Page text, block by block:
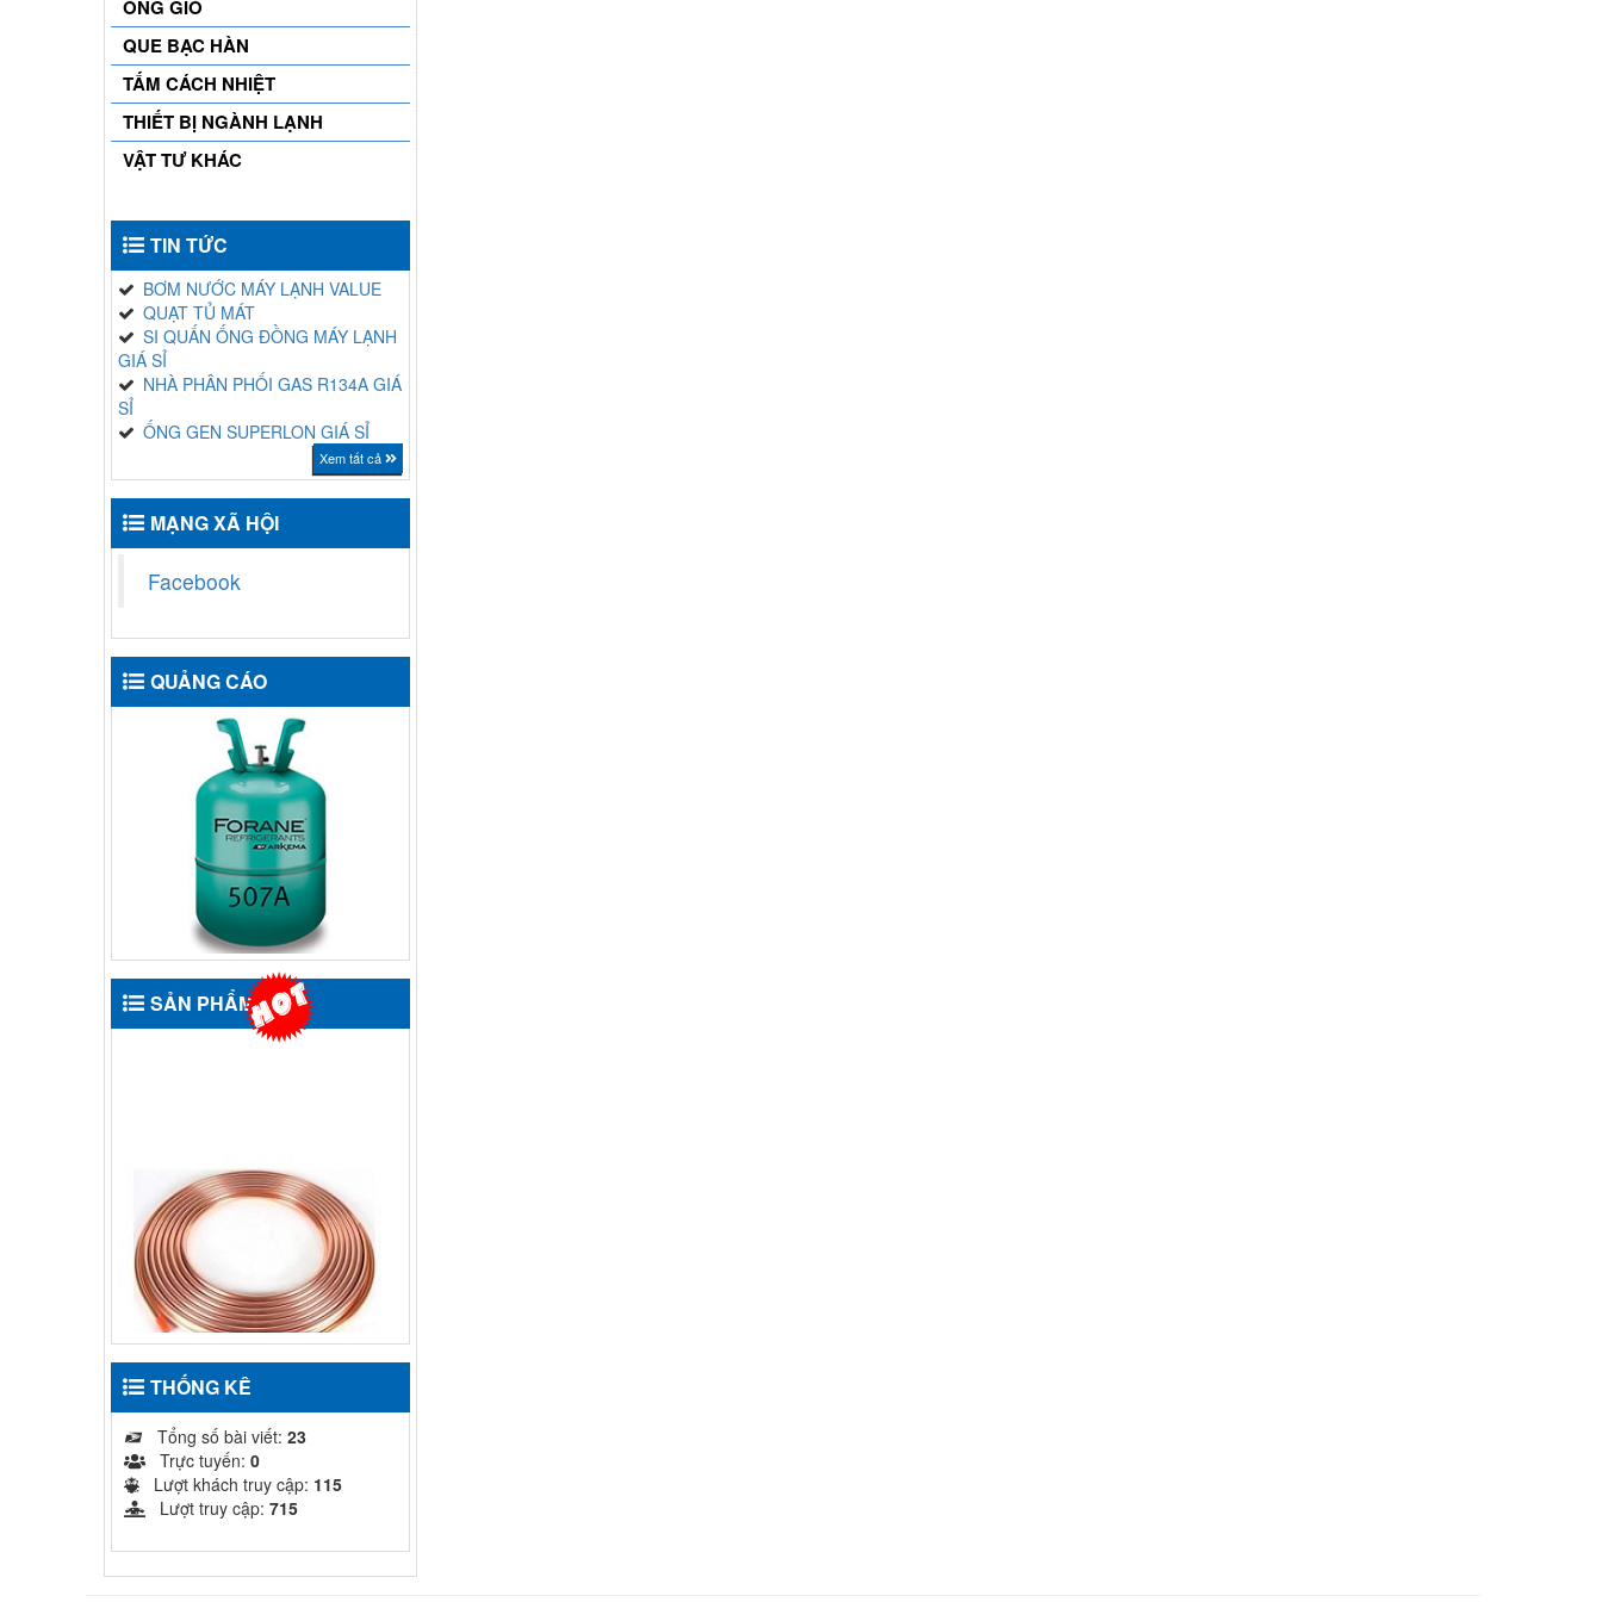
ỐNG GIÓ
QUE BẠC HÀN
TẤM CÁCH NHIỆT
THIẾT BỊ NGÀNH LẠNH
VẬT TƯ KHÁC
TIN TỨC
BƠM NƯỚC MÁY LẠNH VALUE
QUẠT TỦ MÁT
SI QUẤN ỐNG ĐỒNG MÁY LẠNH
GIÁ SỈ
NHÀ PHÂN PHỐI GAS R134A GIÁ
SỈ
ỐNG GEN SUPERLON GIÁ SỈ
Xem tất cả
MẠNG XÃ HỘI
Facebook
QUẢNG CÁO
SẢN PHẨM
ỐNG ĐỒNG TRUNG QUỐC
HUAHONG DẠNG CUỘN
10,000 ₫
MUA HÀNG
THỐNG KÊ
Tổng số bài viết: 23
Trực tuyến: 0
Lượt khách truy cập: 115
Lượt truy cập: 715